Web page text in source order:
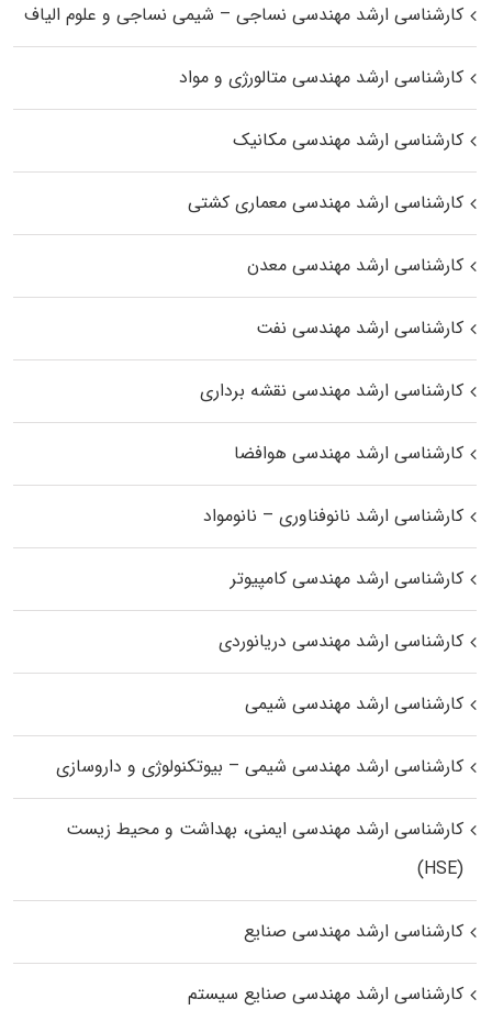
کارشناسی ارشد مهندسی نساجی – شیمی نساجی و علوم الیاف
کارشناسی ارشد مهندسی متالورژی و مواد
کارشناسی ارشد مهندسی مکانیک
کارشناسی ارشد مهندسی معماری کشتی
کارشناسی ارشد مهندسی معدن
کارشناسی ارشد مهندسی نفت
کارشناسی ارشد مهندسی نقشه برداری
کارشناسی ارشد مهندسی هوافضا
کارشناسی ارشد نانوفناوری – نانومواد
کارشناسی ارشد مهندسی کامپیوتر
کارشناسی ارشد مهندسی دریانوردی
کارشناسی ارشد مهندسی شیمی
کارشناسی ارشد مهندسی شیمی – بیوتکنولوژی و داروسازی
کارشناسی ارشد مهندسی ایمنی، بهداشت و محیط زیست
(HSE)
کارشناسی ارشد مهندسی صنایع
کارشناسی ارشد مهندسی صنایع سیستم